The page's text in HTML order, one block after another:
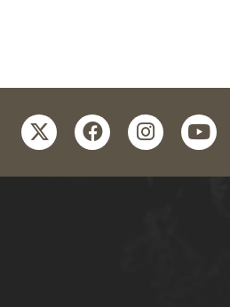
twitterfacebookinstagram